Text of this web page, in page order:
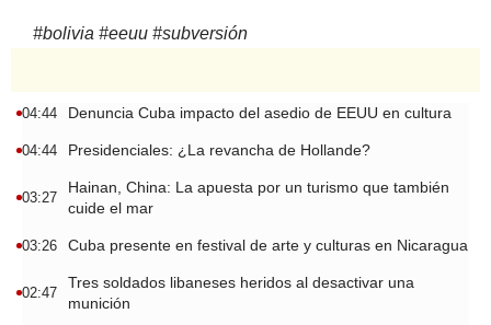
#bolivia #eeuu #subversión
04:44 Denuncia Cuba impacto del asedio de EEUU en cultura
04:44 Presidenciales: ¿La revancha de Hollande?
03:27
Hainan, China: La apuesta por un turismo que también
cuide el mar
03:26 Cuba presente en festival de arte y culturas en Nicaragua
02:47
Tres soldados libaneses heridos al desactivar una
munición